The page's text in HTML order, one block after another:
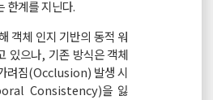
한계를 지닌다.
객체 인지 기반의 동적 워
있으나, 기존 방식은 객체
려짐(Occlusion) 발생 시
Consistency)을 잃